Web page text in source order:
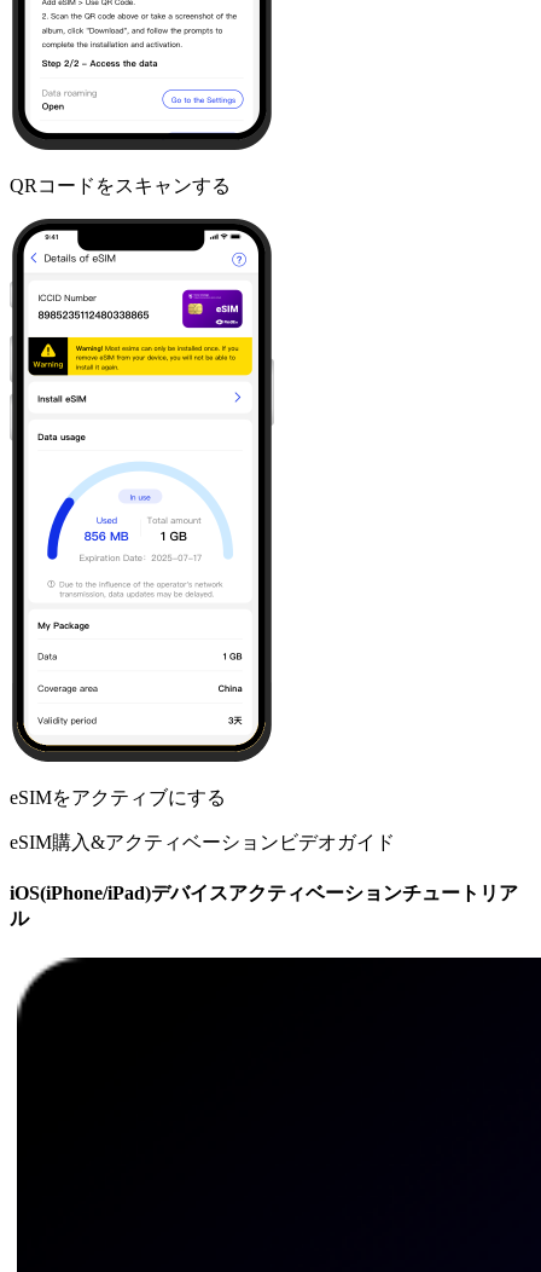
QRコードをスキャンする
eSIMをアクティブにする
eSIM購入&アクティベーションビデオガイド
iOS(iPhone/iPad)デバイスアクティベーションチュートリア
ル